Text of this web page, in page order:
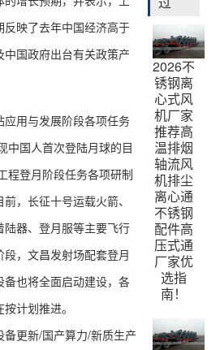
映了去年中国经济高于
国政府出台有关政策产
用与发展阶段各项任务
中国人首次登陆月球的目
程登月阶段任务各项研制
，长征十号运载火箭、
器、登月服等主要飞行
，文昌发射场配套登月
也将全面启动建设，各
计划推进。
更新/国产算力/新质生产
2026不
锈钢离
心式风
机厂家
推荐高
温排烟
轴流风
机排尘
离心通
不锈钢
配件高
压式通
厂家优
选指
南！